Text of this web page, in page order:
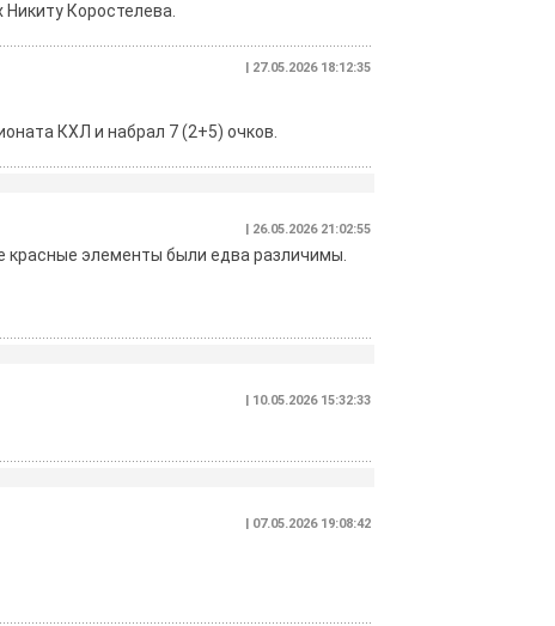
Коростелева.
| 27.05.2026 18:12:35
КХЛ и набрал 7 (2+5) очков.
| 26.05.2026 21:02:55
красные элементы были едва различимы.
| 10.05.2026 15:32:33
| 07.05.2026 19:08:42